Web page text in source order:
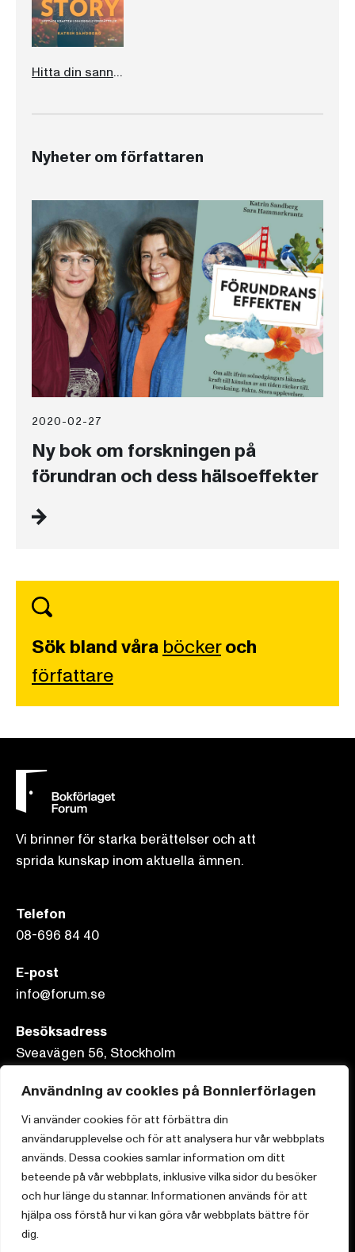
Användning av cookies på Bonnierförlagen
Vi använder cookies för att förbättra din
användarupplevelse och för att analysera hur vår webbplats
används. Dessa cookies samlar information om ditt
beteende på vår webbplats, inklusive vilka sidor du besöker
och hur länge du stannar. Informationen används för att
hjälpa oss förstå hur vi kan göra vår webbplats bättre för
dig.
Hitta din sanna story
Nyheter om författaren
2020-02-27
Ny bok om forskningen på
förundran och dess hälsoeffekter
Sök bland våra böckeroch
författare
Vi brinner för starka berättelser och att
sprida kunskap inom aktuella ämnen.
Telefon
08-696 84 40
E-post
info@forum.se
Besöksadress
Sveavägen 56, Stockholm
Postadress
Box 3159, 103 63 Stockholm
Om Bonnierförlagen
Cookies